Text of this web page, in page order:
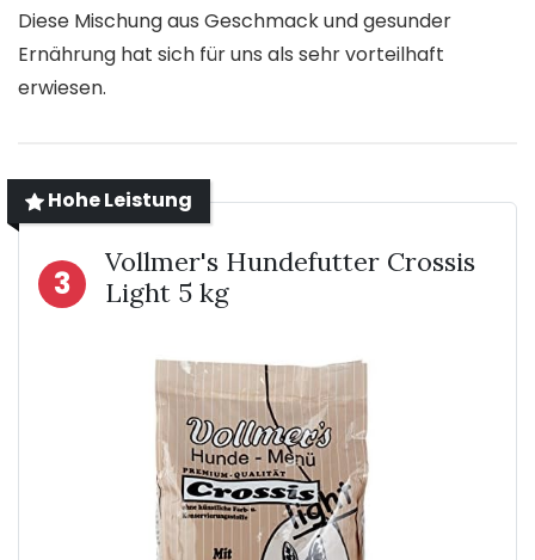
Diese Mischung aus Geschmack und gesunder
Ernährung hat sich für uns als sehr vorteilhaft
erwiesen.
Hohe Leistung
3
Vollmer's Hundefutter Crossis
Light 5 kg